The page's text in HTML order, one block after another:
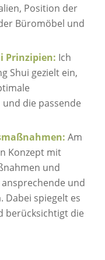
Position der
Büromöbel und
Prinzipien: Ich
Shui gezielt ein,
die passende
Am
Konzept mit
und
und
Dabei spiegelt es
berücksichtigt die